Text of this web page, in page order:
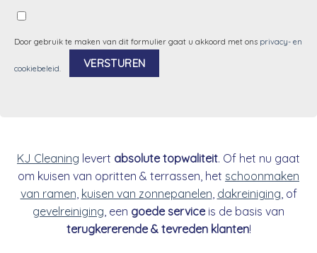
Door gebruik te maken van dit formulier gaat u akkoord met ons privacy- en
cookiebeleid.
KJ Cleaning levert absolute topwaliteit. Of het nu gaat
om kuisen van opritten & terrassen, het schoonmaken
van ramen kuisen van zonnepanelen dakreiniging , of
gevelreiniging , een goede serviceis de basis van
terugkererende & tevreden klanten!